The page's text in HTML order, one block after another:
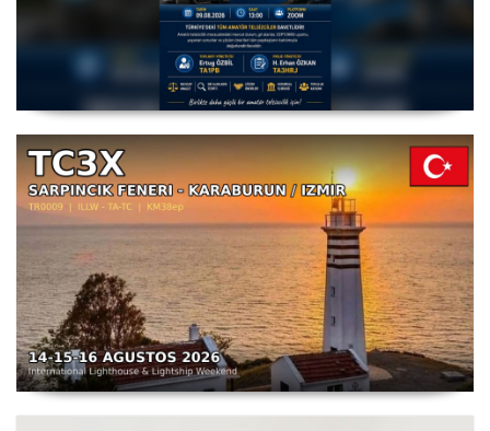
Amatör Telsizcilik Mevzuat Çalışması
TC3X - Sarpıncık Feneri'nden ILLW'de Aktif Olacak - 14-